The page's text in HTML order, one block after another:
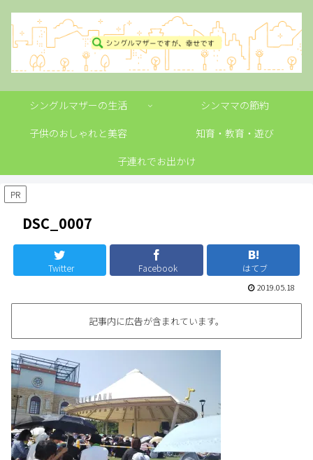
シングルマザーの生活
シンママの節約
子供のおしゃれと美容
知育・教育・遊び
子連れでお出かけ
PR
DSC_0007
Twitter Facebook はてブ
2019.05.18
記事内に広告が含まれています。